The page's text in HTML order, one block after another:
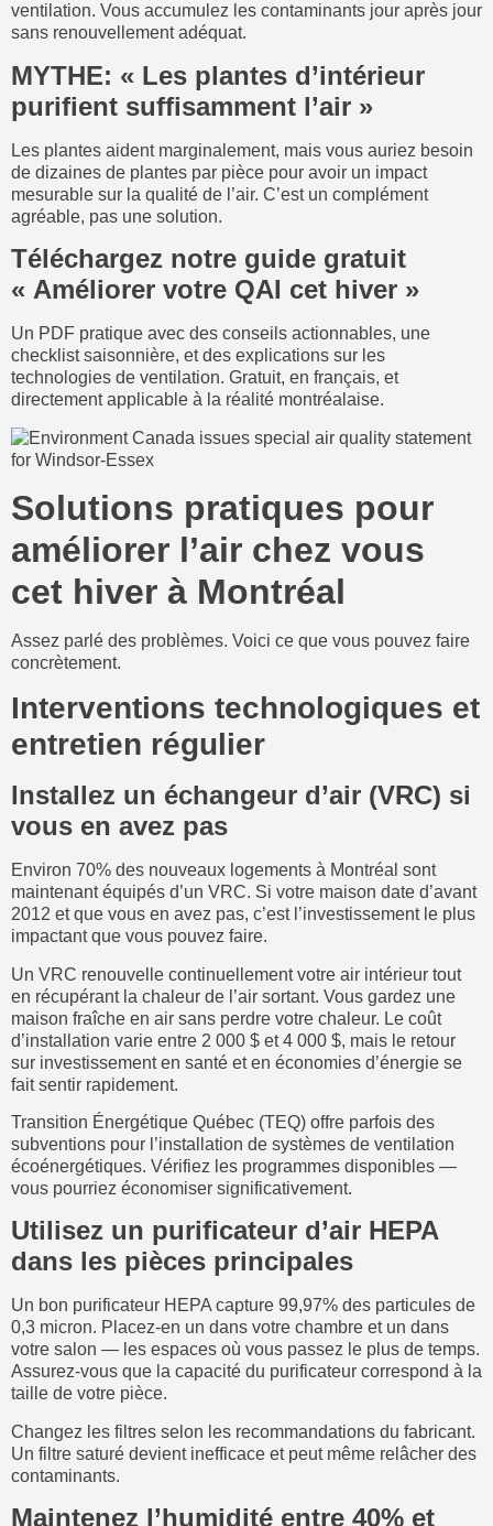
ventilation. Vous accumulez les contaminants jour après jour
sans renouvellement adéquat.
MYTHE: « Les plantes d’intérieur
purifient suffisamment l’air »
Les plantes aident marginalement, mais vous auriez besoin
de dizaines de plantes par pièce pour avoir un impact
mesurable sur la qualité de l’air. C’est un complément
agréable, pas une solution.
Téléchargez notre guide gratuit
« Améliorer votre QAI cet hiver »
Un PDF pratique avec des conseils actionnables, une
checklist saisonnière, et des explications sur les
technologies de ventilation. Gratuit, en français, et
directement applicable à la réalité montréalaise.
Solutions pratiques pour
améliorer l’air chez vous
cet hiver à Montréal
Assez parlé des problèmes. Voici ce que vous pouvez faire
concrètement.
Interventions technologiques et
entretien régulier
Installez un échangeur d’air (VRC) si
vous en avez pas
Environ 70% des nouveaux logements à Montréal sont
maintenant équipés d’un VRC. Si votre maison date d’avant
2012 et que vous en avez pas, c’est l’investissement le plus
impactant que vous pouvez faire.
Un VRC renouvelle continuellement votre air intérieur tout
en récupérant la chaleur de l’air sortant. Vous gardez une
maison fraîche en air sans perdre votre chaleur. Le coût
d’installation varie entre 2 000 $ et 4 000 $, mais le retour
sur investissement en santé et en économies d’énergie se
fait sentir rapidement.
Transition Énergétique Québec (TEQ) offre parfois des
subventions pour l’installation de systèmes de ventilation
écoénergétiques. Vérifiez les programmes disponibles —
vous pourriez économiser significativement.
Utilisez un purificateur d’air HEPA
dans les pièces principales
Un bon purificateur HEPA capture 99,97% des particules de
0,3 micron. Placez-en un dans votre chambre et un dans
votre salon — les espaces où vous passez le plus de temps.
Assurez-vous que la capacité du purificateur correspond à la
taille de votre pièce.
Changez les filtres selon les recommandations du fabricant.
Un filtre saturé devient inefficace et peut même relâcher des
contaminants.
Maintenez l’humidité entre 40% et